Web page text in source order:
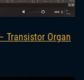
Transistor Organ